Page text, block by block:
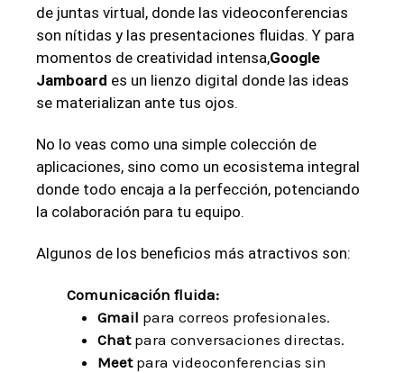
de juntas​ virtual, donde las videoconferencias
son ‌nítidas y las presentaciones fluidas. Y para
momentos⁤ de creatividad intensa,Google
Jamboard ⁢es un lienzo digital donde las ideas
se materializan ante tus ojos.
No lo veas como una simple colección de
aplicaciones, sino como un ecosistema ⁤integral
donde todo encaja a la perfección,‍ potenciando
la colaboración para tu equipo.
Algunos⁤ de los ​beneficios más ⁤atractivos son:
Comunicación fluida:
Gmail para correos profesionales.
Chatpara ‌conversaciones ⁣directas.
Meetpara videoconferencias sin